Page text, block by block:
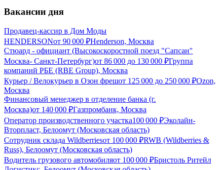
Вакансии дня
Продавец-кассир в Дом Моды
HENDERSONот 90 000 ₽Henderson, Москва
Стюард - официант (Высокоскоростной поезд "Сапсан"
Москва- Санкт-Петербург)от 86 000 до 130 000 ₽Группа
компаний РБЕ (RBE Group), Москва
Курьер / Велокурьер в Озон фрешот 125 000 до 250 000 ₽Ozon,
Москва
Финансовый менеджер в отделение банка (г.
Москва)от 140 000 ₽Газпромбанк, Москва
Оператор производственного участка100 000 ₽Эколайн-
Вторпласт, Белоомут (Московская область)
Сотрудник склада Wildberriesот 100 000 ₽RWB (Wildberries &
Russ), Белоомут (Московская область)
Водитель грузового автомобиляот 100 000 ₽Бристоль Ритейл